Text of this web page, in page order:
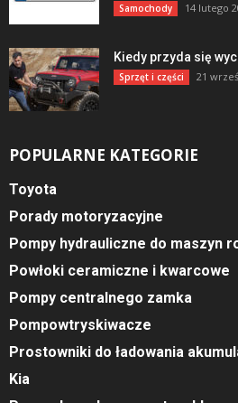
Samochody 14 lutego
Kiedy przyda się
Sprzęt i części 21
POPULARNE KATEGORIE
Toyota
Porady motoryzacyjne
Pompy hydrauliczne do maszyn
Powłoki ceramiczne i kwarcowe
Pompy centralnego zamka
Pompowtryskiwacze
Prostowniki do ładowania
Kia